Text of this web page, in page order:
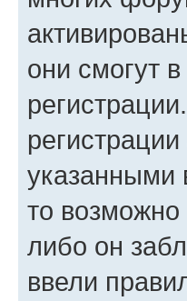
они смогут
указанными
то
либо он
ввели